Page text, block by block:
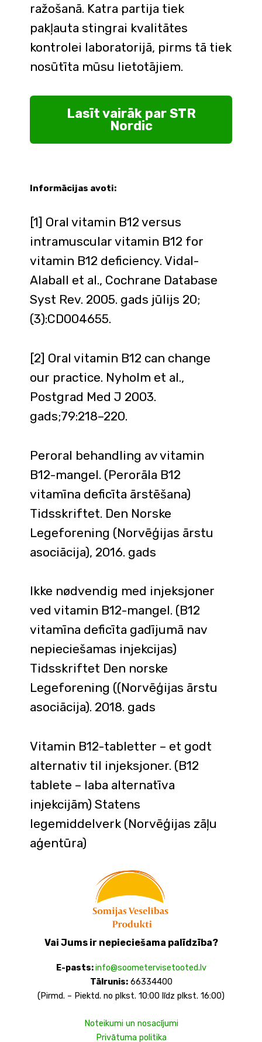
ražošanā. Katra partija tiek
pakļauta stingrai kvalitātes
kontrolei laboratorijā, pirms tā tiek
nosūtīta mūsu lietotājiem.
Lasīt vairāk par STR
Nordic
Informācijas avoti:
[1] Oral vitamin B12 versus
intramuscular vitamin B12 for
vitamin B12 deficiency. Vidal-
Alaball et al., Cochrane Database
Syst Rev. 2005. gads jūlijs 20;
(3):CD004655.
[2] Oral vitamin B12 can change
our practice. Nyholm et al.,
Postgrad Med J 2003.
gads;79:218–220.
Peroral behandling av vitamin
B12-mangel. (Perorāla B12
vitamīna deficīta ārstēšana)
Tidsskriftet. Den Norske
Legeforening (Norvēģijas ārstu
asociācija), 2016. gads
Ikke nødvendig med injeksjoner
ved vitamin B12-mangel. (B12
vitamīna deficīta gadījumā nav
nepieciešamas injekcijas)
Tidsskriftet Den norske
Legeforening ((Norvēģijas ārstu
asociācija). 2018. gads
Vitamin B12-tabletter – et godt
alternativ til injeksjoner. (B12
tablete – laba alternatīva
injekcijām) Statens
legemiddelverk (Norvēģijas zāļu
aģentūra)
Vai Jums ir nepieciešama palīdzība?
E-pasts:info@soometervisetooted.lv
Tālrunis:66334400
(Pirmd. – Piektd. no plkst. 10:00 līdz plkst. 16:00)
Noteikumi un nosacījumi
Privātuma politika